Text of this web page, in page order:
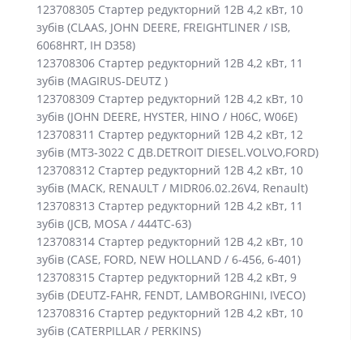
123708305 Стартер редукторний 12В 4,2 кВт, 10
зубів (CLAAS, JOHN DEERE, FREIGHTLINER / ISB,
6068HRT, IH D358)
123708306 Стартер редукторний 12В 4,2 кВт, 11
зубів (MAGIRUS-DEUTZ )
123708309 Стартер редукторний 12В 4,2 кВт, 10
зубів (JOHN DEERE, HYSTER, HINO / H06C, W06E)
123708311 Стартер редукторний 12В 4,2 кВт, 12
зубів (МТЗ-3022 С ДВ.DETROIT DIESEL.VOLVO,FORD)
123708312 Стартер редукторний 12В 4,2 кВт, 10
зубів (MACK, RENAULT / MIDR06.02.26V4, Renault)
123708313 Стартер редукторний 12В 4,2 кВт, 11
зубів (JCB, MOSA / 444TC-63)
123708314 Стартер редукторний 12В 4,2 кВт, 10
зубів (CASE, FORD, NEW HOLLAND / 6-456, 6-401)
123708315 Стартер редукторний 12В 4,2 кВт, 9
зубів (DEUTZ-FAHR, FENDT, LAMBORGHINI, IVECO)
123708316 Стартер редукторний 12В 4,2 кВт, 10
зубів (CATERPILLAR / PERKINS)